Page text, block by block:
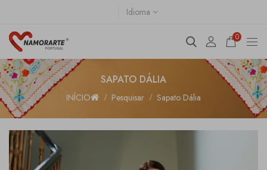
Idioma
0
SAPATO DÁLIA
INÍCIO Pesquisar Sapato Dália